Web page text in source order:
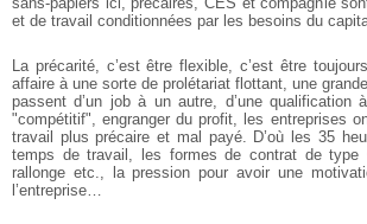
et de travail conditionnées par les besoins du
La précarité, c’est être flexible, c’est être
affaire à une sorte de prolétariat flottant, une
passent d’un job à un autre, d’une qualification
"compétitif", engranger du profit, les entreprises
travail plus précaire et mal payé. D’où les 35
temps de travail, les formes de contrat de type
rallonge etc., la pression pour avoir une
l’entreprise…